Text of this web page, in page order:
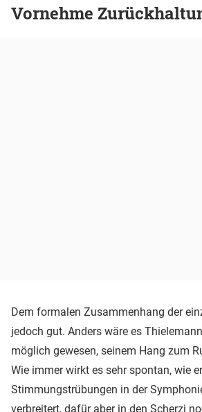
Vornehme
Dem formalen Zusammenhang der
jedoch gut. Anders wäre es
möglich gewesen, seinem Hang zum
Wie immer wirkt es sehr spontan, wie
Stimmungstrübungen in der
verbreitert, dafür aber in den Scherzi